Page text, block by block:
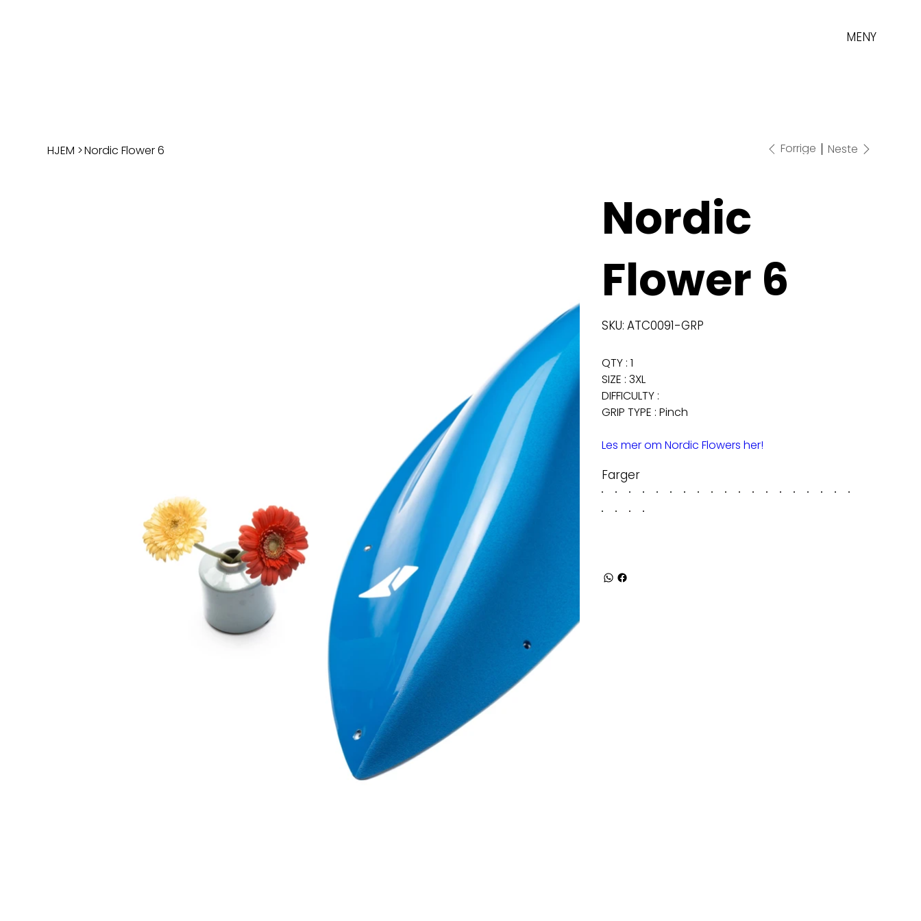
MENY
HJEM >Nordic Flower 6 Forrige Neste
Nordic
Flower 6
SKU:
SKU
ATC0091-
ATC0091-GRP
QTY : 1
SIZE : 3XL
DIFFICULTY :
GRIP TYPE : Pinch
Les mer om Nordic Flowers her!
Farger